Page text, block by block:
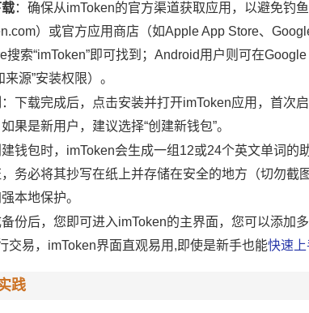
：确保从imToken的官方渠道获取应用，以避免钓
）或官方应用商店（如Apple App Store、
搜索“imToken”即可找到；Android用户则可在
源”安装权限）。
：下载完成后，点击安装并打开imToken应用，首次
果是新用户，建议选择“创建新钱包”。
建钱包时，imToken会生成一组12或24个英文单词的
务必将其抄写在纸上并存储在安全的地方（切勿截
本地保护。
备份后，您即可进入imToken的主界面，您可以添加
交易，imToken界面直观易用,即使是新手也能快速上
践